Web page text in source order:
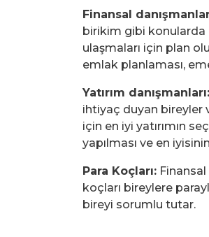
Finansal
birikim gibi konularda
ulaşmaları için plan
emlak planlaması,
Yatırım danışmanları:
ihtiyaç duyan bireyler
için en iyi yatırımın
yapılması ve en
Para Koçları:
koçları bireylere
bireyi sorumlu tutar.